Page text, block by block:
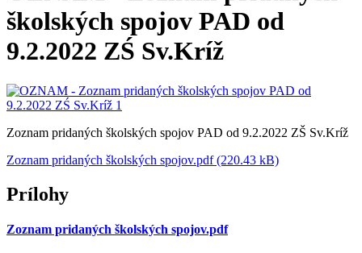
školských spojov PAD od
9.2.2022 ZŚ Sv.Kríž
Zoznam pridaných školských spojov PAD od 9.2.2022 ZŠ Sv.Kríž
Zoznam pridaných školských spojov.pdf (220.43 kB)
Prílohy
Zoznam pridaných školských spojov.pdf